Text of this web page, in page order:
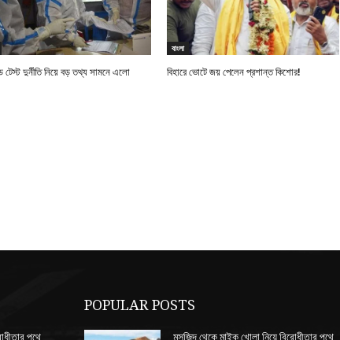
টেস্ট দুর্নীতি নিয়ে বড় তথ্য সামনে এলো
বাংলা
বিহারে ভোটে জয় পেলেন প্রশান্ত কিশোর!
পথে
POPULAR POSTS
মসজিদ থেকে মাইক খোলা নিয়ে বিরোধীতার পথে